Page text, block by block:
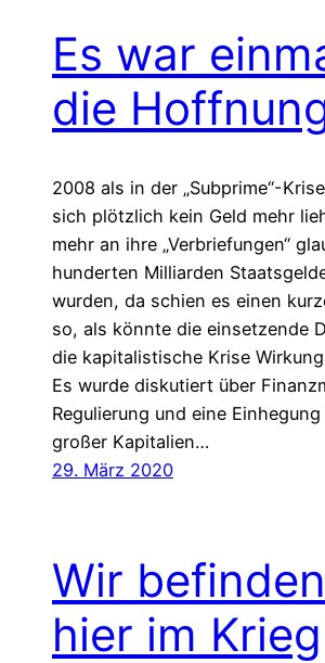
Es war
die
2008 als in der „Subprime“-
sich plötzlich kein Geld mehr
mehr an ihre „Verbriefungen“
hunderten Milliarden
wurden, da schien es einen
so, als könnte die einsetzende
die kapitalistische Krise
Es wurde diskutiert über
Regulierung und eine
großer Kapitalien…
29. März 2020
Wir
hier im Krieg